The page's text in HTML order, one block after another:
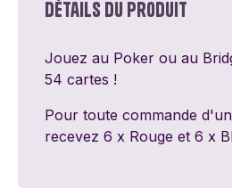
Détails du produit
Jouez au Poker ou au
54 cartes !
Pour toute commande
recevez 6 x Rouge et 6 x